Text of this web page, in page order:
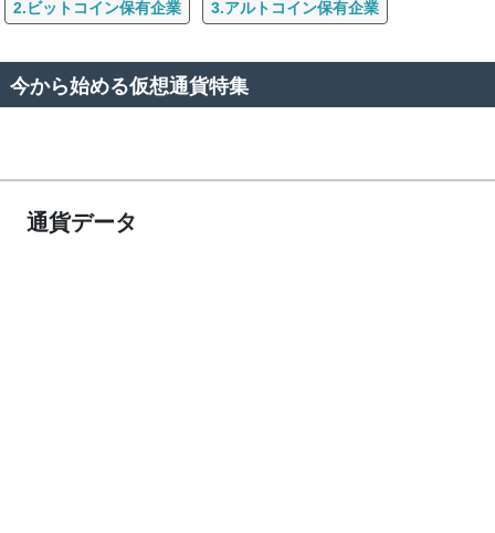
2.ビットコイン保有企業 3.アルトコイン保有企業
今から始める仮想通貨特集
通貨データ